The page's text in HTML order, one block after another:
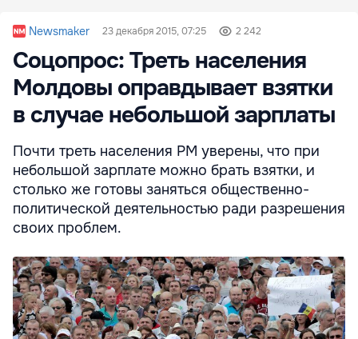
Newsmaker 23 декабря 2015, 07:25 2 242
Соцопрос: Треть населения
Молдовы оправдывает взятки
в случае небольшой зарплаты
Почти треть населения РМ уверены, что при
небольшой зарплате можно брать взятки, и
столько же готовы заняться общественно-
политической деятельностью ради разрешения
своих проблем.